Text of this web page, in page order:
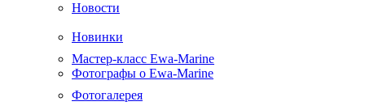
Новости
Новинки
Мастер-класс Ewa-Marine
Фотографы о Ewa-Marine
Фотогалерея